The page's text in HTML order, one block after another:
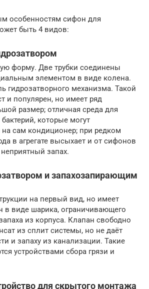
особенностям сифон для
быть 4 видов:
форму. Две трубки соединены
элементом в виде колена.
гидрозатворного механизма. Такой
и популярен, но имеет ряд
размер; отличная среда для
которые могут
на сам кондиционер; при редком
в агрегате высыхает и от сифонов
неприятный запах.
и запахозапирающим
на первый вид, но имеет
в виде шарика, ограничивающего
из корпуса. Клапан свободно
из сплит системы, но не даёт
и запаху из канализации. Такие
устройствами сбора грязи и
для скрытого монтажа